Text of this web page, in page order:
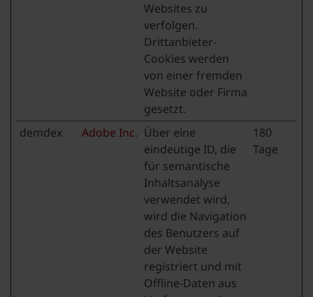
Websites zu
verfolgen.
Drittanbieter-
Cookies werden
von einer fremden
Website oder Firma
gesetzt.
demdex Adobe Inc. Über eine
eindeutige ID, die
für semantische
Inhaltsanalyse
verwendet wird,
wird die Navigation
des Benutzers auf
der Website
registriert und mit
Offline-Daten aus
180
Tage